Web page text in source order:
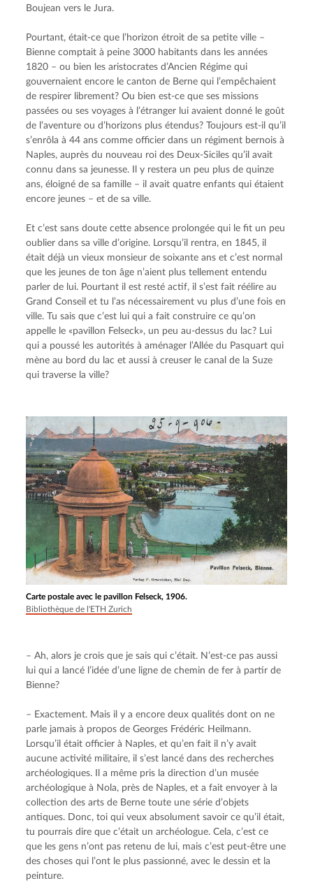
Boujean vers le Jura.
Pourtant, était-ce que l’horizon étroit de sa petite ville –
Bienne comptait à peine 3000 habitants dans les années
1820 – ou bien les aristocrates d’Ancien Régime qui
gouvernaient encore le canton de Berne qui l’empêchaient
de respirer librement? Ou bien est-ce que ses missions
passées ou ses voyages à l’étranger lui avaient donné le goût
de l’aventure ou d’horizons plus étendus? Toujours est-il qu’il
s’enrôla à 44 ans comme officier dans un régiment bernois à
Naples, auprès du nouveau roi des Deux-Siciles qu’il avait
connu dans sa jeunesse. Il y restera un peu plus de quinze
ans, éloigné de sa famille – il avait quatre enfants qui étaient
encore jeunes – et de sa ville.
Et c’est sans doute cette absence prolongée qui le fit un peu
oublier dans sa ville d’origine. Lorsqu’il rentra, en 1845, il
était déjà un vieux monsieur de soixante ans et c’est normal
que les jeunes de ton âge n’aient plus tellement entendu
parler de lui. Pourtant il est resté actif, il s’est fait réélire au
Grand Conseil et tu l’as nécessairement vu plus d’une fois en
ville. Tu sais que c’est lui qui a fait construire ce qu’on
appelle le «pavillon Felseck», un peu au-dessus du lac? Lui
qui a poussé les autorités à aménager l’Allée du Pasquart qui
mène au bord du lac et aussi à creuser le canal de la Suze
qui traverse la ville?
Carte postale avec le pavillon Felseck, 1906.
Bibliothèque de l'ETH Zurich
– Ah, alors je crois que je sais qui c’était. N’est-ce pas aussi
lui qui a lancé l’idée d’une ligne de chemin de fer à partir de
Bienne?
– Exactement. Mais il y a encore deux qualités dont on ne
parle jamais à propos de Georges Frédéric Heilmann.
Lorsqu’il était officier à Naples, et qu’en fait il n’y avait
aucune activité militaire, il s’est lancé dans des recherches
archéologiques. Il a même pris la direction d’un musée
archéologique à Nola, près de Naples, et a fait envoyer à la
collection des arts de Berne toute une série d’objets
antiques. Donc, toi qui veux absolument savoir ce qu’il était,
tu pourrais dire que c’était un archéologue. Cela, c’est ce
que les gens n’ont pas retenu de lui, mais c’est peut-être une
des choses qui l’ont le plus passionné, avec le dessin et la
peinture.